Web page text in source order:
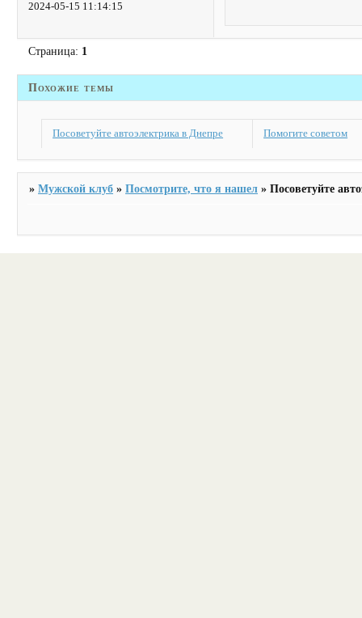
2024-05-15 11:14:15
Страница: 1
Похожие темы
Посоветуйте автоэлектрика в Днепре Помогите советом
»Мужской клуб »Посмотрите, что я нашел »Посоветуйте